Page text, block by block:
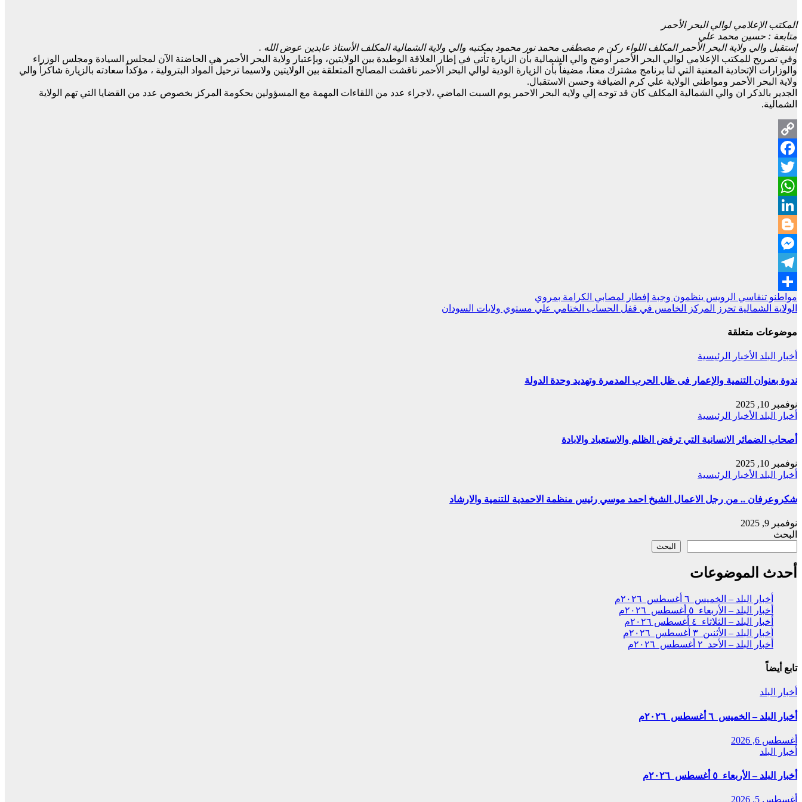
المكتب الإعلامي لوالي البحر الأحمر
متابعة : حسين محمد علي
إستقبل والي ولاية البحر الأحمر المكلف اللواء ركن م مصطفى محمد نور محمود بمكتبه والي ولاية الشمالية المكلف الأستاذ عابدين عوض الله .
وفي تصريح للمكتب الإعلامي لوالي البحر الأحمر أوضح والي الشمالية بأن الزيارة تأتي في إطار العلاقة الوطيدة بين الولايتين، وبإعتبار ولاية البحر الأحمر هي الحاضنة الآن لمجلس السيادة ومجلس الوزراء
والوزارات الإتحادية المعنية التي لنا برنامج مشترك معنا، مضيفاً بأن الزيارة الودية لوالي البحر الأحمر ناقشت المصالح المتعلقة بين الولايتين ولاسيما ترحيل المواد البترولية ، مؤكداً سعادته بالزيارة شاكراً والي
ولاية البحر الأحمر ومواطني الولاية علي كرم الضيافة وحسن الاستقبال.
الجدير بالذكر ان والي الشمالية المكلف كان قد توجه إلي ولايه البحر الاحمر يوم السبت الماضي ،لاجراء عدد من اللقاءات المهمة مع المسؤولين بحكومة المركز بخصوص عدد من القضايا التي تهم الولاية
الشمالية.
Copy
Link
Facebook
Twitter
WhatsApp
LinkedIn
Blogger
Messenger
Telegram
Share
تصفّح
المقالات
مواطنو تنقاسي الرويس ينظمون وجبة إفطار لمصابي الكرامة بمروي
الولاية الشمالية تحرز المركز الخامس في قفل الحساب الختامي علي مستوي ولايات السودان
موضوعات متعلقة
أخبار البلد الأخبار الرئيسية
ندوة بعنوان التنمية والإعمار فى ظل الحرب المدمرة وتهديد وحدة الدولة
نوفمبر 10, 2025
أخبار البلد الأخبار الرئيسية
أصحاب الضمائر الانسانية التي ترفض الظلم والاستعباد والابادة
نوفمبر 10, 2025
أخبار البلد الأخبار الرئيسية
شكروعرفان .. من رجل الاعمال الشيخ احمد موسي رئيس منظمة الاحمدية للتنمية والارشاد
نوفمبر 9, 2025
البحث
البحث
أحدث الموضوعات
أخبار البلد – الخميس ٦ أغسطس ٢٠٢٦م
أخبار البلد – الأربعاء ٥ أغسطس ٢٠٢٦م
أخبار البلد – الثلاثاء ٤ أغسطس ٢٠٢٦م
أخبار البلد – الأثنين ٣ أغسطس ٢٠٢٦م
أخبار البلد – الأحد ٢ أغسطس ٢٠٢٦م
تابع أيضاً
أخبار البلد
أخبار البلد – الخميس ٦ أغسطس ٢٠٢٦م
أغسطس 6, 2026
أخبار البلد
أخبار البلد – الأربعاء ٥ أغسطس ٢٠٢٦م
أغسطس 5, 2026